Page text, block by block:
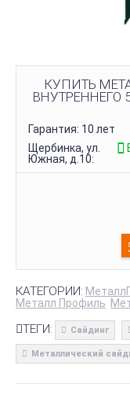
КУПИТЬ
ВНУТРЕННЕГО
Гарантия: 10 лет
Щербинка, ул.
Южная, д.10:
КАТЕГОРИИ:
Металл Профиль
ТЕГИ: Сайдинг
Металлический